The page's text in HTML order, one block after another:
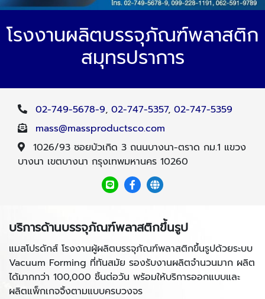
โรงงานผลิตบรรจุภัณฑ์พลาสติก
สมุทรปราการ
02-749-5678-9, 02-747-5357, 02-747-5359
mass@massproductsco.com
1026/93 ซอยบัวเกิด 3 ถนนบางนา-ตราด กม.1 แขวง
บางนา เขตบางนา กรุงเทพมหานคร 10260
บริการด้านบรรจุภัณฑ์พลาสติกขึ้นรูป
แมสโปรดักส์ โรงงานผู้ผลิตบรรจุภัณฑ์พลาสติกขึ้นรูปด้วยระบบ
Vacuum Forming ที่ทันสมัย รองรับงานผลิตจำนวนมาก ผลิต
ได้มากกว่า 100,000 ชิ้นต่อวัน พร้อมให้บริการออกแบบและ
ผลิตแพ็กเกจจิ้งตามแบบครบวงจร